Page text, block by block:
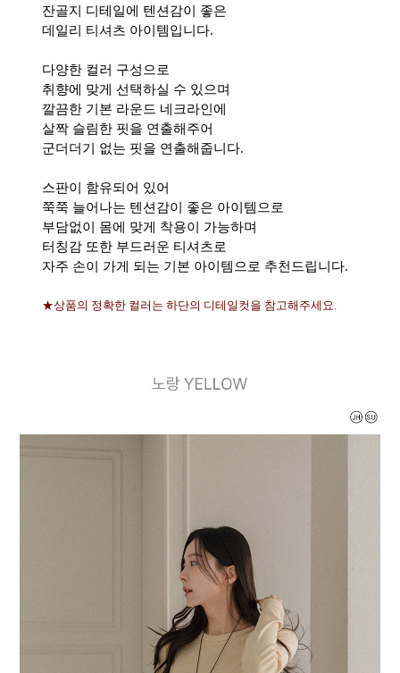
잔골지 디테일에 텐션감이 좋은
데일리 티셔츠 아이템입니다.
다양한 컬러 구성으로
취향에 맞게 선택하실 수 있으며
깔끔한 기본 라운드 네크라인에
살짝 슬림한 핏을 연출해주어
군더더기 없는 핏을 연출해줍니다.
스판이 함유되어 있어
쭉쭉 늘어나는 텐션감이 좋은 아이템으로
부담없이 몸에 맞게 착용이 가능하며
터칭감 또한 부드러운 티셔츠로
자주 손이 가게 되는 기본 아이템으로 추천드립니다.
★상품의 정확한 컬러는 하단의 디테일컷을 참고해주세요.